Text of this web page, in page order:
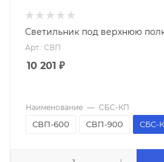
Светильник под верхнюю
Арт.: СВП
10 201 ₽
Наименование — СБС-КП
СВП-600 СВП-900 СБС-